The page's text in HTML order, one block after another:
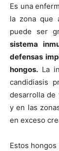
Es una
la zona que
puede ser
sistema
defensas
hongos. La
candidiasis
desarrolla de
y en las
en exceso
Estos